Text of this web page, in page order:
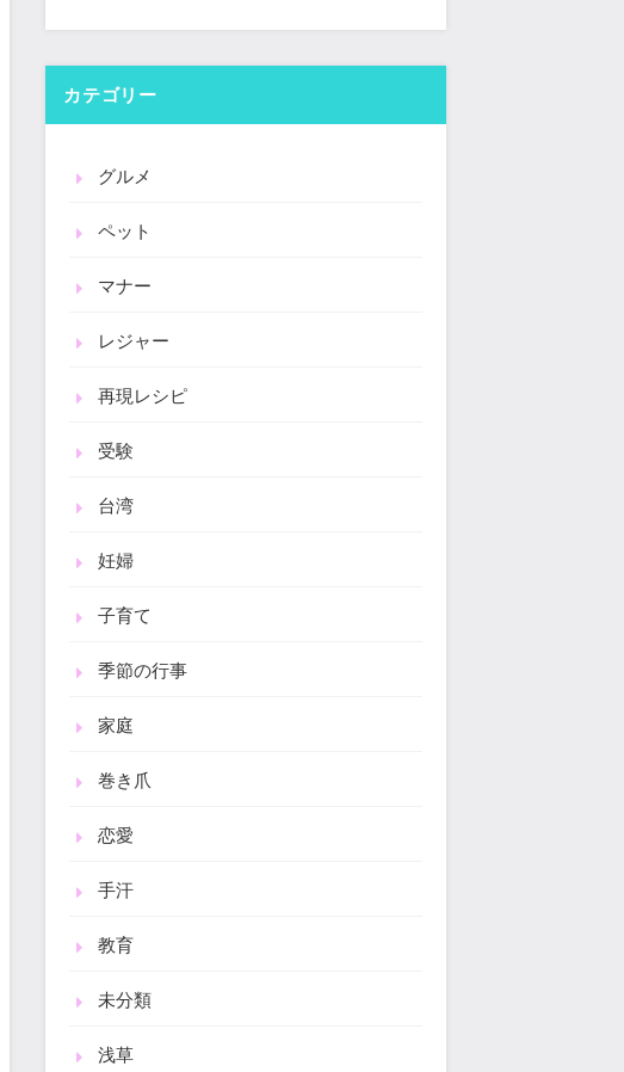
カテゴリー
グルメ
ペット
マナー
レジャー
再現レシピ
受験
台湾
妊婦
子育て
季節の行事
家庭
巻き爪
恋愛
手汗
教育
未分類
浅草